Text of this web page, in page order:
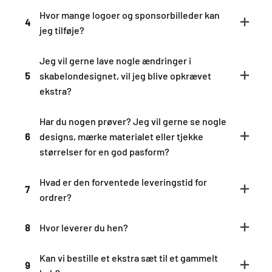
4
Hvor mange logoer og sponsorbilleder kan
jeg tilføje?
5
Jeg vil gerne lave nogle ændringer i
skabelondesignet, vil jeg blive opkrævet
ekstra?
6
Har du nogen prøver? Jeg vil gerne se nogle
designs, mærke materialet eller tjekke
størrelser for en god pasform?
7
Hvad er den forventede leveringstid for
ordrer?
8 Hvor leverer du hen?
9
Kan vi bestille et ekstra sæt til et gammelt